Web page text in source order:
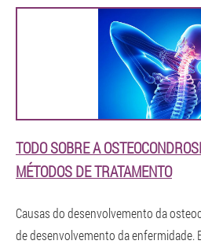
TODO SOBRE A
MÉTODOS DE TRATAMENTO
Causas do desenvolvemento da
de desenvolvemento da enfermidade.